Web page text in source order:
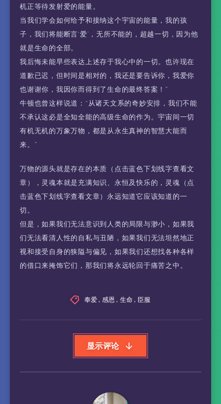
机正等待发射爱的能量。
当我们学会如何给予和接纳这个宇宙的能量，我的孩
子，我们将能断言‘爱’，无所不能的，超越一切，因为他
就是生命的全部。
我后悔未能早些表达上述存于我心中的一切。也许现在
道歉已迟，但时间是相对的，我还是要告诉你，我爱你
也谢谢你，我因你而得到了生命的最终答案！”
牛顿也曾这样说道：“从诸天文系的奇妙安排，我们不能
不承认这必是全知全能的高级生命的作为。宇宙间一切
有机无机的万象万物，都是从永生真神的智慧大能而
来。”
万物的源头就是存在的本质（点击蓝色下划线字查看文
章），灵魂本就是充满知识、永恒及快乐的，灵魂（点
击蓝色下划线字查看文章）永远知道它应该知道的一
切。
但是，如果我们无法意识到人类的局限与渺小，如果我
们无法看清人性的自私与丑陋，如果我们无法坦然地正
视和接受自身的狭隘与偏见，如果我们还想找各种各样
的借口来掩饰它们，那我们将永远轮回于痛苦之中。
奉爱, 感恩 , 生命 , 臣服
显示评论